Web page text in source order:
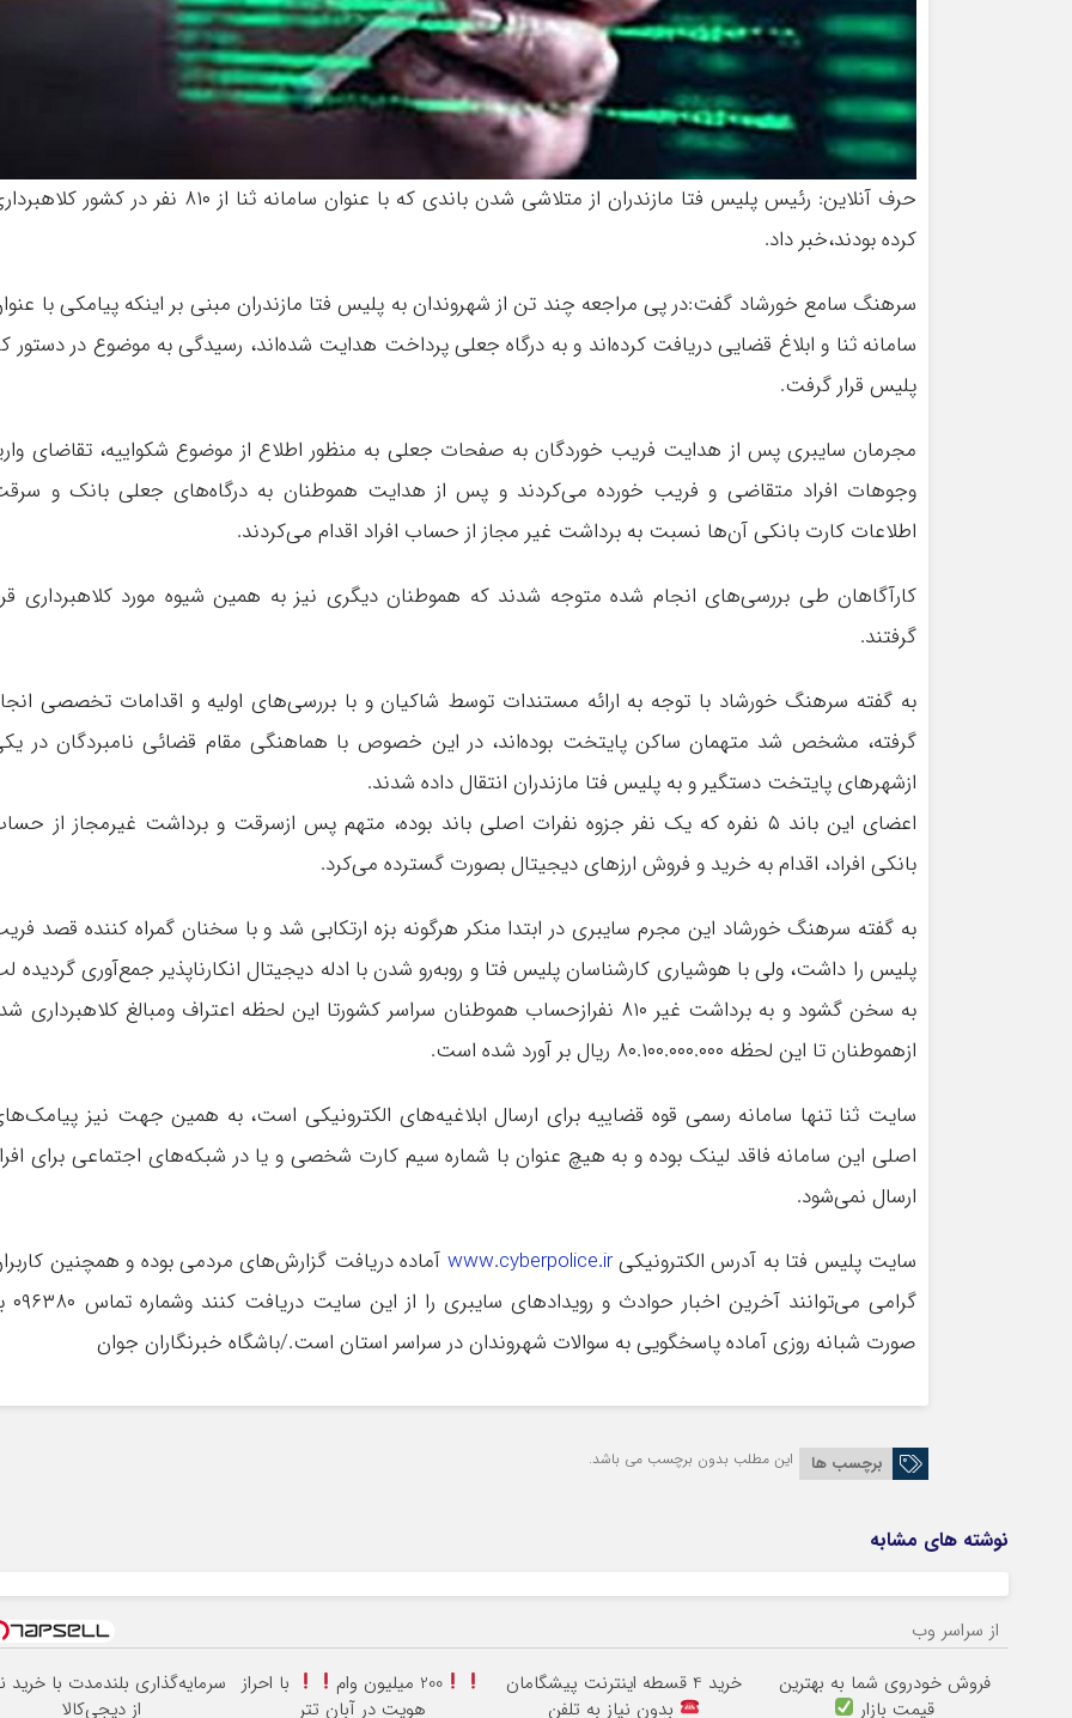
حرف آنلاین: رئیس پلیس فتا مازندران از متلاشی شدن باندی که با عنوان سامانه ثنا از ۸۱۰ نفر در کشور
کرده بودند،خبر داد.
سرهنگ سامع خورشاد گفت:در پی مراجعه چند تن از شهروندان به پلیس فتا مازندران مبنی بر اینکه پیامکی با
سامانه ثنا و ابلاغ قضایی دریافت کرده‌اند و به درگاه جعلی پرداخت هدایت شده‌اند، رسیدگی به موضوع در دستور
پلیس قرار گرفت.
مجرمان سایبری پس از هدایت فریب خوردگان به صفحات جعلی به منظور اطلاع از موضوع شکواییه، تقاضای
وجوهات افراد متقاضی و فریب خورده می‌کردند و پس از هدایت هموطنان به درگاه‌های جعلی بانک و
اطلاعات کارت بانکی آن‌ها نسبت به برداشت غیر مجاز از حساب افراد اقدام می‌کردند.
کارآگاهان طی بررسی‌های انجام شده متوجه شدند که هموطنان دیگری نیز به همین شیوه مورد کلاهبرداری
گرفتند.
به گفته سرهنگ خورشاد با توجه به ارائه مستندات توسط شاکیان و با بررسی‌های اولیه و اقدامات تخصصی
گرفته، مشخص شد متهمان ساکن پایتخت بوده‌اند، در این خصوص با هماهنگی مقام قضائی نامبردگان در
ازشهر‌های پایتخت دستگیر و به پلیس فتا مازندران انتقال داده شدند.
اعضای این باند ۵ نفره که یک نفر جزوه نفرات اصلی باند بوده، متهم پس ازسرقت و برداشت غیرمجاز از
بانکی افراد، اقدام به خرید و فروش ارز‌های دیجیتال بصورت گسترده می‌کرد.
به گفته سرهنگ خورشاد این مجرم سایبری در ابتدا منکر هرگونه بزه ارتکابی شد و با سخنان گمراه کننده قصد
پلیس را داشت، ولی با هوشیاری کارشناسان پلیس فتا و روبه‌رو شدن با ادله دیجیتال انکارناپذیر جمع‌آوری گردیده
به سخن گشود و به برداشت غیر ۸۱۰ نفرازحساب هموطنان سراسر کشورتا این لحظه اعتراف ومبالغ کلاهبرداری
ازهموطنان تا این لحظه ۸۰.۱۰۰.۰۰۰.۰۰۰ ریال بر آورد شده است.
سایت ثنا تنها سامانه رسمی قوه قضاییه برای ارسال ابلاغیه‌های الکترونیکی است، به همین جهت نیز
اصلی این سامانه فاقد لینک بوده و به هیچ عنوان با شماره سیم کارت شخصی و یا در شبکه‌های اجتماعی برای
ارسال نمی‌شود.
سایت پلیس فتا به آدرس الکترونیکیwww.cyberpolice.ir آماده دریافت گزارش‌های مردمی بوده و همچنین
گرامی می‌توانند آخرین اخبار حوادث و
صورت شبانه روزی آماده پاسخگویی به سوالات شهروندان در سراسر استان است./باشگاه خبرنگاران جوان
برچسب ها این مطلب بدون برچسب می باشد.
نوشته های مشابه
از سراسر وب
فروش خودروی شما به بهترین
قیمت بازار
خرید 4 قسطه اینترنت پیشگامان
بدون نیاز به تلفن
200 میلیون وام
با احراز
هویت در آبان تتر
سرمایه‌گذاری بلندمدت با خرید
از دیجی‌کالا